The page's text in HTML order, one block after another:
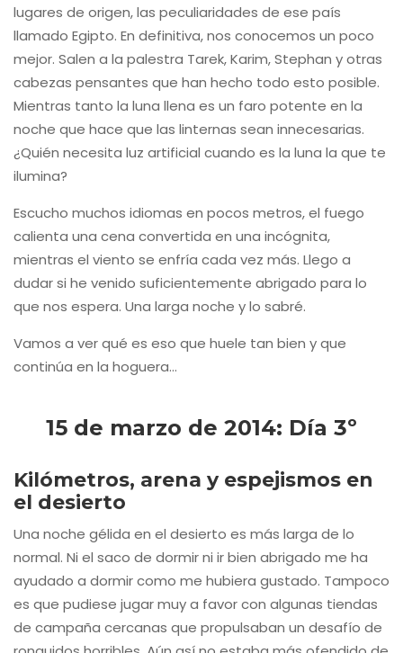
lugares de origen, las peculiaridades de ese país
llamado Egipto. En definitiva, nos conocemos un poco
mejor. Salen a la palestra Tarek, Karim, Stephan y otras
cabezas pensantes que han hecho todo esto posible.
Mientras tanto la luna llena es un faro potente en la
noche que hace que las linternas sean innecesarias.
¿Quién necesita luz artificial cuando es la luna la que te
ilumina?
Escucho muchos idiomas en pocos metros, el fuego
calienta una cena convertida en una incógnita,
mientras el viento se enfría cada vez más. Llego a
dudar si he venido suficientemente abrigado para lo
que nos espera. Una larga noche y lo sabré.
Vamos a ver qué es eso que huele tan bien y que
continúa en la hoguera…
15 de marzo de 2014: Día 3º
Kilómetros, arena y espejismos en
el desierto
Una noche gélida en el desierto es más larga de lo
normal. Ni el saco de dormir ni ir bien abrigado me ha
ayudado a dormir como me hubiera gustado. Tampoco
es que pudiese jugar muy a favor con algunas tiendas
de campaña cercanas que propulsaban un desafío de